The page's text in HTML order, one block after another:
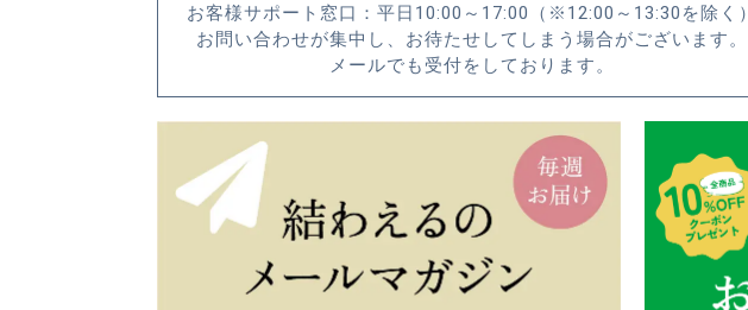
お客様サポート窓口：平日10:00～17:00（※12:00～13:30を除く）
お問い合わせが集中し、お待たせしてしまう場合がございます。
メールでも受付をしております。